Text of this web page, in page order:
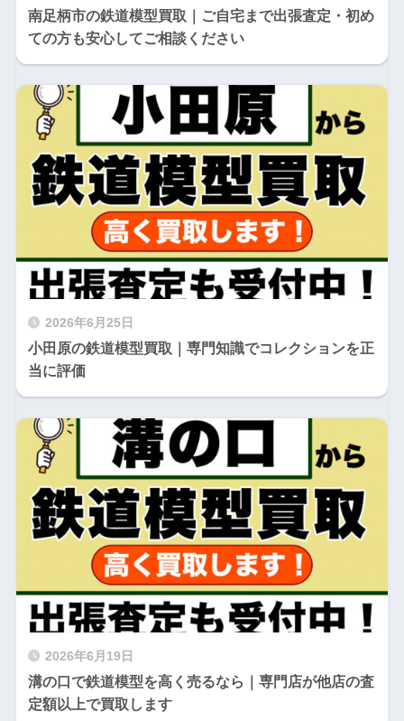
南足柄市の鉄道模型買取｜ご自宅まで出張査定・初め
ての方も安心してご相談ください
2026年6月25日
小田原の鉄道模型買取｜専門知識でコレクションを正
当に評価
2026年6月19日
溝の口で鉄道模型を高く売るなら｜専門店が他店の査
定額以上で買取します